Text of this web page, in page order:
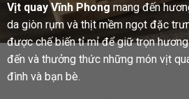
Vịt quay Vĩnh Phong mang đến
da giòn rụm và thịt mềm ngọt đặc
được chế biến tỉ mỉ để giữ trọn
đến và thưởng thức những món vịt
đình và bạn bè.